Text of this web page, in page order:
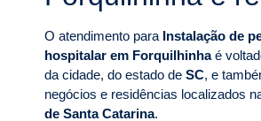
O atendimento para Instalação de
hospitalar em Forquilhinhaé
da cidade, do estado de SC, e
negócios e residências localizados
de Santa Catarina.